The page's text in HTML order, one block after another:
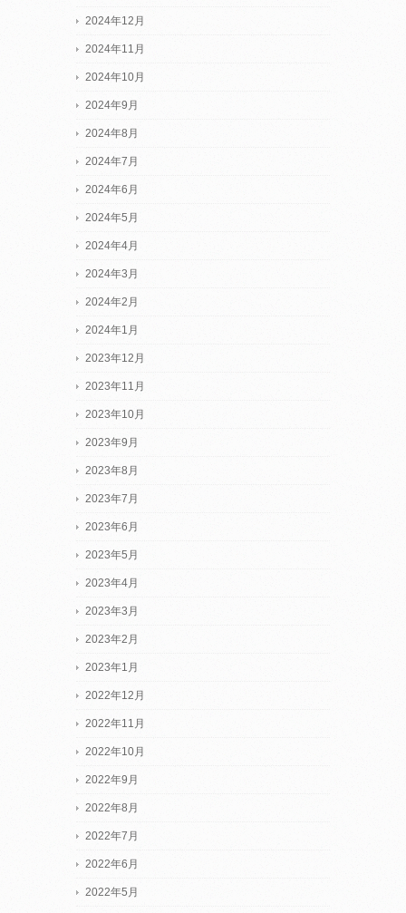
2024年12月
2024年11月
2024年10月
2024年9月
2024年8月
2024年7月
2024年6月
2024年5月
2024年4月
2024年3月
2024年2月
2024年1月
2023年12月
2023年11月
2023年10月
2023年9月
2023年8月
2023年7月
2023年6月
2023年5月
2023年4月
2023年3月
2023年2月
2023年1月
2022年12月
2022年11月
2022年10月
2022年9月
2022年8月
2022年7月
2022年6月
2022年5月